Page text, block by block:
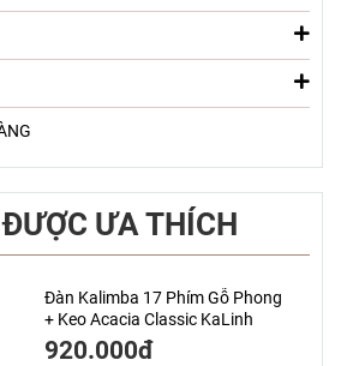
ƯA THÍCH
Đàn Kalimba 17 Phím Gỗ Phong
+ Keo Acacia Classic KaLinh
920.000đ